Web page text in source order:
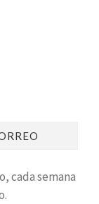
cada semana